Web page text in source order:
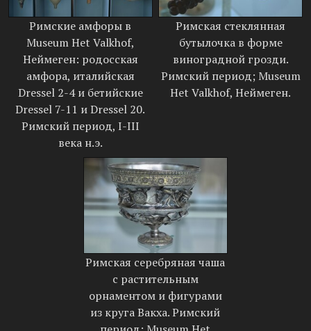
Римские амфоры в
Museum Het Valkhof,
Неймеген: родосская
амфора, италийская
Dressel 2-4 и бетийские
Dressel 7-11 и Dressel 20.
Римский период, I-III
века н.э.
Римская стеклянная
бутылочка в форме
виноградной грозди.
Римский период; Museum
Het Valkhof, Неймеген.
Римская серебряная чаша
с растительным
орнаментом и фигурами
из круга Вакха. Римский